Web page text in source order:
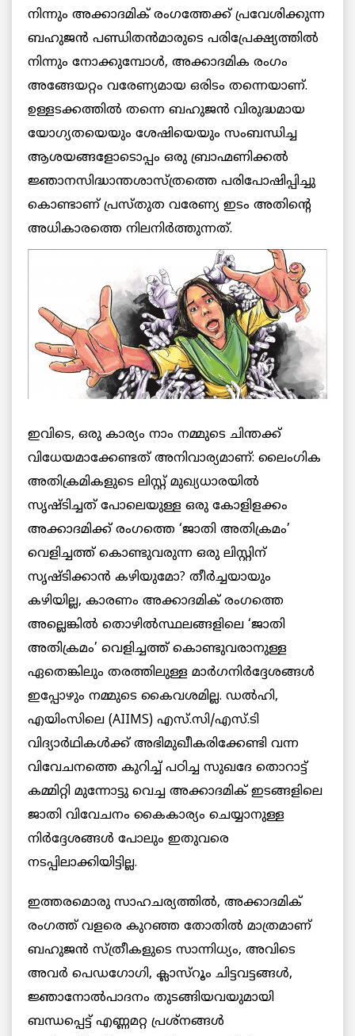
നിന്നും അക്കാദമിക് രംഗത്തേക്ക് പ്രവേശിക്കുന്ന
ബഹുജന്‍ പണ്ഡിതന്‍മാരുടെ പരിപ്രേക്ഷ്യത്തില്‍
നിന്നും നോക്കുമ്പോള്‍, അക്കാദമിക രംഗം
അങ്ങേയറ്റം വരേണ്യമായ ഒരിടം തന്നെയാണ്.
ഉള്ളടക്കത്തില്‍ തന്നെ ബഹുജന്‍ വിരുദ്ധമായ
യോഗ്യതയെയും ശേഷിയെയും സംബന്ധിച്ച
ആശയങ്ങളോടൊപ്പം ഒരു ബ്രാഹ്മണിക്കല്‍
ജ്ഞാനസിദ്ധാന്തശാസ്ത്രത്തെ പരിപോഷിപ്പിച്ചു
കൊണ്ടാണ് പ്രസ്തുത വരേണ്യ ഇടം അതിന്റെ
അധികാരത്തെ നിലനിര്‍ത്തുന്നത്.
ഇവിടെ, ഒരു കാര്യം നാം നമ്മുടെ ചിന്തക്ക്
വിധേയമാക്കേണ്ടത് അനിവാര്യമാണ്: ലൈംഗിക
അതിക്രമികളുടെ ലിസ്റ്റ് മുഖ്യധാരയില്‍
സൃഷ്ടിച്ചത് പോലെയുള്ള ഒരു കോളിളക്കം
അക്കാദമിക്ക് രംഗത്തെ ‘ജാതി അതിക്രമം’
വെളിച്ചത്ത് കൊണ്ടുവരുന്ന ഒരു ലിസ്റ്റിന്
സൃഷ്ടിക്കാന്‍ കഴിയുമോ? തീര്‍ച്ചയായും
കഴിയില്ല, കാരണം അക്കാദമിക് രംഗത്തെ
അല്ലെങ്കില്‍ തൊഴില്‍സ്ഥലങ്ങളിലെ ‘ജാതി
അതിക്രമം’ വെളിച്ചത്ത് കൊണ്ടുവരാനുള്ള
ഏതെങ്കിലും തരത്തിലുള്ള മാര്‍ഗനിര്‍ദ്ദേശങ്ങള്‍
ഇപ്പോഴും നമ്മുടെ കൈവശമില്ല. ഡല്‍ഹി,
എയിംസിലെ (AIIMS) എസ്.സി/എസ്.ടി
വിദ്യാര്‍ഥികള്‍ക്ക് അഭിമുഖീകരിക്കേണ്ടി വന്ന
വിവേചനത്തെ കുറിച്ച് പഠിച്ച സുഖദേ തൊറാട്ട്
കമ്മിറ്റി മുന്നോട്ടു വെച്ച അക്കാദമിക് ഇടങ്ങളിലെ
ജാതി വിവേചനം കൈകാര്യം ചെയ്യാനുള്ള
നിര്‍ദ്ദേശങ്ങള്‍ പോലും ഇതുവരെ
നടപ്പിലാക്കിയിട്ടില്ല.
ഇത്തരമൊരു സാഹചര്യത്തില്‍, അക്കാദമിക്
രംഗത്ത് വളരെ കുറഞ്ഞ തോതില്‍ മാത്രമാണ്
ബഹുജന്‍ സ്ത്രീകളുടെ സാന്നിധ്യം, അവിടെ
അവര്‍ പെഡഗോഗി, ക്ലാസ്‌റൂം ചിട്ടവട്ടങ്ങള്‍,
ജ്ഞാനോല്‍പാദനം തുടങ്ങിയവയുമായി
ബന്ധപ്പെട്ട് എണ്ണമറ്റ പ്രശ്‌നങ്ങള്‍